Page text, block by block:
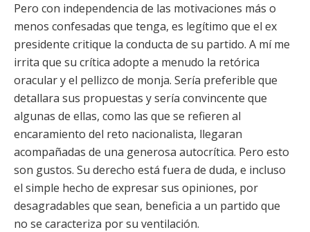
Pero con independencia de las motivaciones más o
menos confesadas que tenga, es legítimo que el ex
presidente critique la conducta de su partido. A mí me
irrita que su crítica adopte a menudo la retórica
oracular y el pellizco de monja. Sería preferible que
detallara sus propuestas y sería convincente que
algunas de ellas, como las que se refieren al
encaramiento del reto nacionalista, llegaran
acompañadas de una generosa autocrítica. Pero esto
son gustos. Su derecho está fuera de duda, e incluso
el simple hecho de expresar sus opiniones, por
desagradables que sean, beneficia a un partido que
no se caracteriza por su ventilación.